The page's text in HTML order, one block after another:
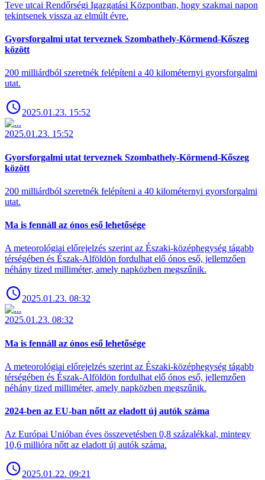
Teve utcai Rendőrségi Igazgatási Központban, hogy szakmai napon
tekintsenek vissza az elmúlt évre.
Gyorsforgalmi utat terveznek Szombathely-Körmend-Kőszeg
között
200 milliárdból szeretnék felépíteni a 40 kilométernyi gyorsforgalmi
utat.
2025.01.23. 15:52
2025.01.23. 15:52
Gyorsforgalmi utat terveznek Szombathely-Körmend-Kőszeg
között
200 milliárdból szeretnék felépíteni a 40 kilométernyi gyorsforgalmi
utat.
Ma is fennáll az ónos eső lehetősége
A meteorológiai előrejelzés szerint az Északi-középhegység tágabb
térségében és Észak-Alföldön fordulhat elő ónos eső, jellemzően
néhány tized milliméter, amely napközben megszűnik.
2025.01.23. 08:32
2025.01.23. 08:32
Ma is fennáll az ónos eső lehetősége
A meteorológiai előrejelzés szerint az Északi-középhegység tágabb
térségében és Észak-Alföldön fordulhat elő ónos eső, jellemzően
néhány tized milliméter, amely napközben megszűnik.
2024-ben az EU-ban nőtt az eladott új autók száma
Az Európai Unióban éves összevetésben 0,8 százalékkal, mintegy
10,6 millióra nőtt az eladott új autók száma.
2025.01.22. 09:21